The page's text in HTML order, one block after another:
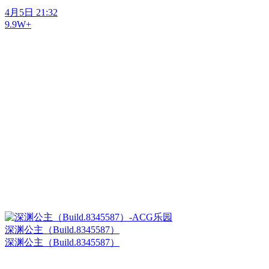
4月5日 21:32
9.9W+
深渊公主（Build.8345587）
深渊公主（Build.8345587）